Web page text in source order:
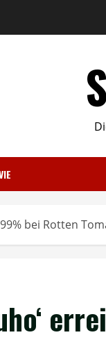
bei Rotten